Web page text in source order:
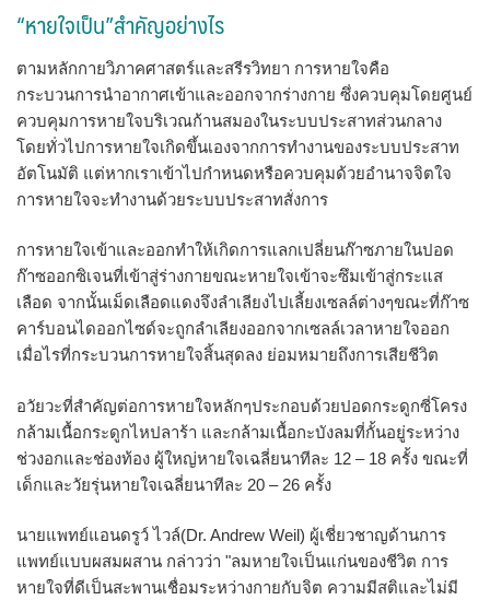
“หายใจเป็น”สำคัญอย่างไร
ตามหลักกายวิภาคศาสตร์และสรีรวิทยา การหายใจคือ
กระบวนการนำอากาศเข้าและออกจากร่างกาย ซึ่งควบคุมโดยศูนย์
ควบคุมการหายใจบริเวณก้านสมองในระบบประสาทส่วนกลาง
โดยทั่วไปการหายใจเกิดขึ้นเองจากการทำงานของระบบประสาท
อัตโนมัติ แต่หากเราเข้าไปกำหนดหรือควบคุมด้วยอำนาจจิตใจ
การหายใจจะทำงานด้วยระบบประสาทสั่งการ
การหายใจเข้าและออกทำให้เกิดการแลกเปลี่ยนก๊าซภายในปอด
ก๊าซออกซิเจนที่เข้าสู่ร่างกายขณะหายใจเข้าจะซึมเข้าสู่กระแส
เลือด จากนั้นเม็ดเลือดแดงจึงลำเลียงไปเลี้ยงเซลล์ต่างๆขณะที่ก๊าซ
คาร์บอนไดออกไซด์จะถูกลำเลียงออกจากเซลล์เวลาหายใจออก
เมื่อไรที่กระบวนการหายใจสิ้นสุดลง ย่อมหมายถึงการเสียชีวิต
อวัยวะที่สำคัญต่อการหายใจหลักๆประกอบด้วยปอดกระดูกซี่โครง
กล้ามเนื้อกระดูกไหปลาร้า และกล้ามเนื้อกะบังลมที่กั้นอยู่ระหว่าง
ช่วงอกและช่องท้อง ผู้ใหญ่หายใจเฉลี่ยนาทีละ 12 – 18 ครั้ง ขณะที่
เด็กและวัยรุ่นหายใจเฉลี่ยนาทีละ 20 – 26 ครั้ง
นายแพทย์แอนดรูว์ ไวล์(Dr. Andrew Weil) ผู้เชี่ยวชาญด้านการ
แพทย์แบบผสมผสาน กล่าวว่า "ลมหายใจเป็นแก่นของชีวิต การ
หายใจที่ดีเป็นสะพานเชื่อมระหว่างกายกับจิต ความมีสติและไม่มี